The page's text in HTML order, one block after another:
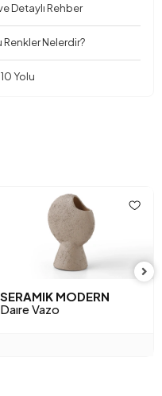
Detaylı Rehber
Nelerdir?
Yolu
SERAMIK MODERN
Daıre Vazo